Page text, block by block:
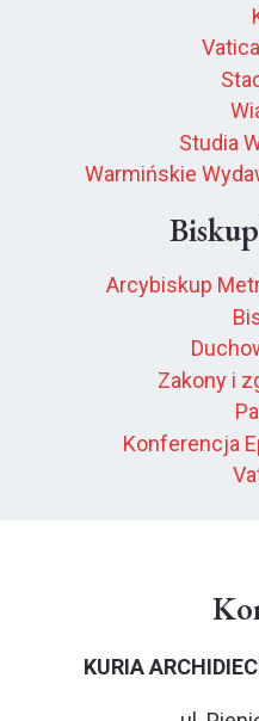
Studia
Warmińskie
Arcybiskup
Zakony i
Konferencja
KURIA